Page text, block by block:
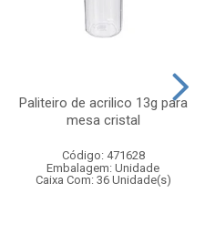
Paliteiro de acrilico 13g para
mesa cristal
Código: 471628
Embalagem: Unidade
Caixa Com: 36 Unidade(s)